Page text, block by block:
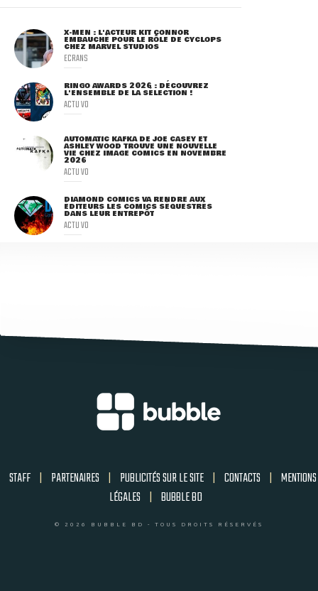
X-MEN : L'ACTEUR KIT CONNOR
EMBAUCHÉ POUR LE RÔLE DE CYCLOPS
CHEZ MARVEL STUDIOS
ECRANS
RINGO AWARDS 2026 : DÉCOUVREZ
L'ENSEMBLE DE LA SÉLECTION !
ACTU VO
AUTOMATIC KAFKA DE JOE CASEY ET
ASHLEY WOOD TROUVE UNE NOUVELLE
VIE CHEZ IMAGE COMICS EN NOVEMBRE
2026
ACTU VO
DIAMOND COMICS VA RENDRE AUX
ÉDITEURS LES COMICS SÉQUESTRÉS
DANS LEUR ENTREPÔT
ACTU VO
STAFF | PARTENAIRES | PUBLICITÉS SUR LE SITE | CONTACTS | MENTIONS
LÉGALES | BUBBLE BD
© 2026 BUBBLE BD - TOUS DROITS RÉSERVÉS